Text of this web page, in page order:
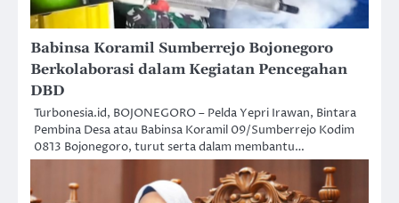
Babinsa Koramil Sumberrejo Bojonegoro
Berkolaborasi dalam Kegiatan Pencegahan
DBD
Turbonesia.id, BOJONEGORO – Pelda Yepri Irawan, Bintara
Pembina Desa atau Babinsa Koramil 09/Sumberrejo Kodim
0813 Bojonegoro, turut serta dalam membantu…